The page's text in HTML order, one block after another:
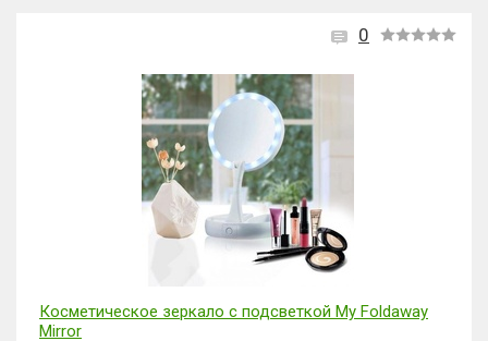
0
Косметическое зеркало с подсветкой My Foldaway
Mirror